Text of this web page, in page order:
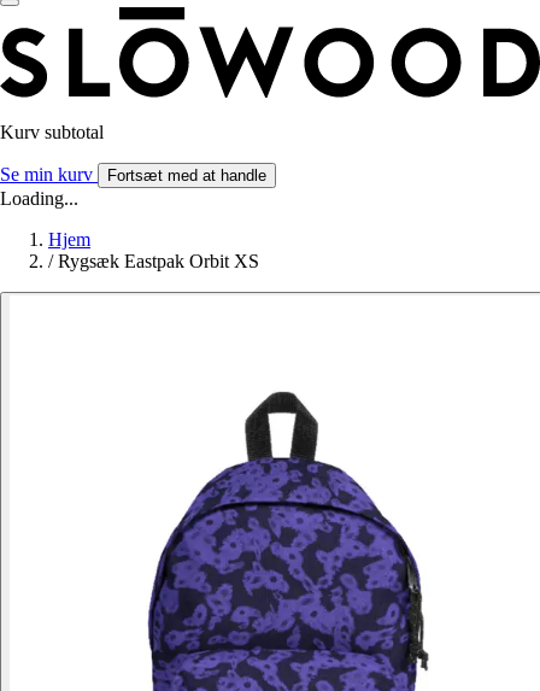
Kurv subtotal
Se min kurv Fortsæt med at handle
Loading...
Hjem
/ Rygsæk Eastpak Orbit XS